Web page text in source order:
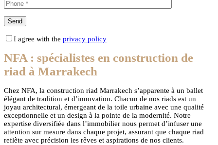
I agree with the privacy policy
NFA : spécialistes en construction de
riad à Marrakech
Chez NFA, la construction riad Marrakech s’apparente à un ballet
élégant de tradition et d’innovation. Chacun de nos riads est un
joyau architectural, émergeant de la toile urbaine avec une qualité
exceptionnelle et un design à la pointe de la modernité. Notre
expertise diversifiée dans l’immobilier nous permet d’infuser une
attention sur mesure dans chaque projet, assurant que chaque riad
reflète avec précision les rêves et aspirations de nos clients.